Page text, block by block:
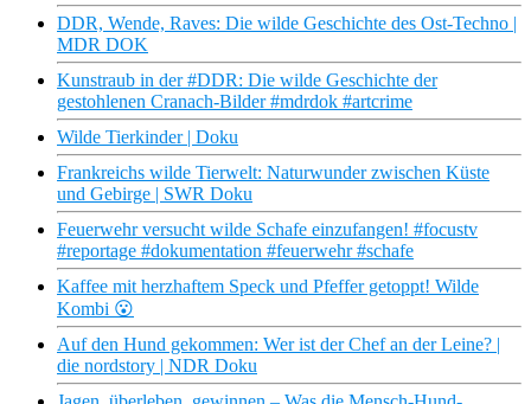
DDR, Wende, Raves: Die wilde Geschichte des Ost-Techno |
MDR DOK
Kunstraub in der #DDR: Die wilde Geschichte der
gestohlenen Cranach-Bilder #mdrdok #artcrime
Wilde Tierkinder | Doku
Frankreichs wilde Tierwelt: Naturwunder zwischen Küste
und Gebirge | SWR Doku
Feuerwehr versucht wilde Schafe einzufangen! #focustv
#reportage #dokumentation #feuerwehr #schafe
Kaffee mit herzhaftem Speck und Pfeffer getoppt! Wilde
Kombi 😮
Auf den Hund gekommen: Wer ist der Chef an der Leine? |
die nordstory | NDR Doku